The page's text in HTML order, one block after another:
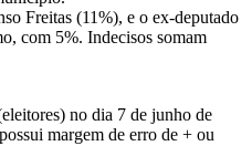
Freitas (11%), e o ex-deputado
com 5%. Indecisos somam
no dia 7 de junho de
margem de erro de + ou